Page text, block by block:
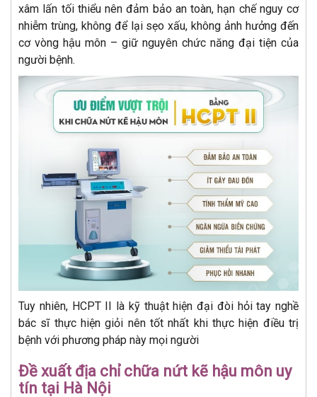
xâm lấn tối thiểu nên đảm bảo an toàn, hạn chế nguy cơ
nhiễm trùng, không để lại sẹo xấu, không ảnh hưởng đến
cơ vòng hậu môn – giữ nguyên chức năng đại tiện của
người bệnh.
Tuy nhiên, HCPT II là kỹ thuật hiện đại đòi hỏi tay nghề
bác sĩ thực hiện giỏi nên tốt nhất khi thực hiện điều trị
bệnh với phương pháp này mọi người
Đề xuất địa chỉ chữa nứt kẽ hậu môn uy
tín tại Hà Nội